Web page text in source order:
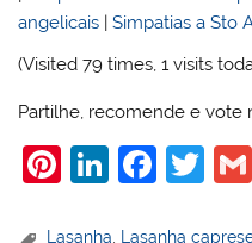
angelicais |Simpatias a Sto
(Visited 79 times, 1 visits
Partilhe, recomende e vote
Pi Li F
T
Lasanha Lasanha